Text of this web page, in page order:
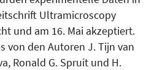
Ultra­microscopy
und am 16. Mai akzeptiert.
von den Autoren J. Tijn van
Ronald G. Spruit und H.